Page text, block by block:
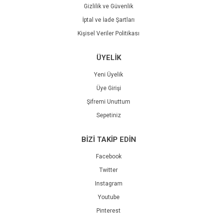
Gizlilik ve Güvenlik
İptal ve İade Şartları
Kişisel Veriler Politikası
ÜYELİK
Yeni Üyelik
Üye Girişi
Şifremi Unuttum
Sepetiniz
BİZİ TAKİP EDİN
Facebook
Twitter
Instagram
Youtube
Pinterest